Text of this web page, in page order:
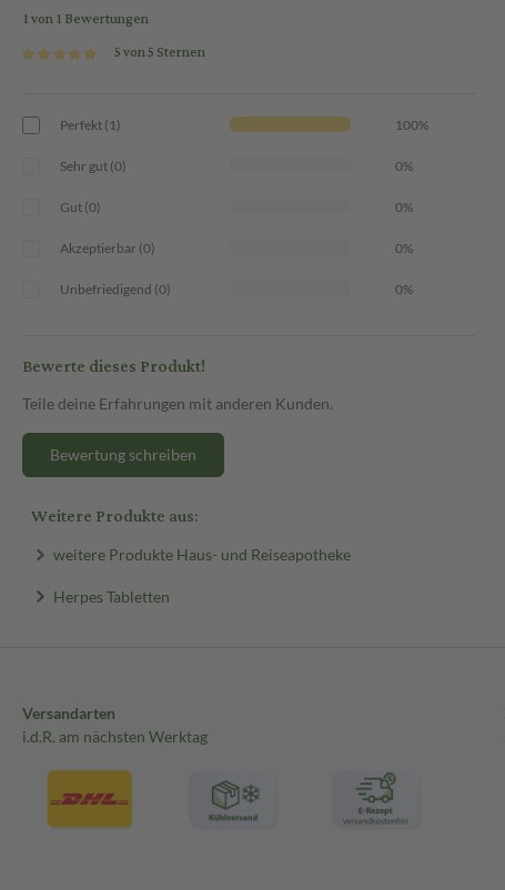
1 von 1 Bewertungen
5 von 5 Sternen
Perfekt (1) 100%
Sehr gut (0) 0%
Gut (0) 0%
Akzeptierbar (0) 0%
Unbefriedigend (0) 0%
Bewerte dieses Produkt!
Teile deine Erfahrungen mit anderen Kunden.
Bewertung schreiben
Weitere Produkte aus:
weitere Produkte Haus- und Reiseapotheke
Herpes Tabletten
Versandarten
i.d.R. am nächsten Werktag